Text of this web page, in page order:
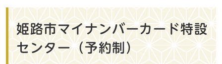
姫路市マイナンバーカード特設
センター（予約制）